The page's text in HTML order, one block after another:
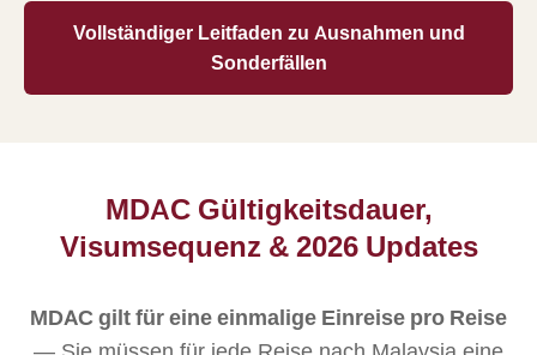
Vollständiger Leitfaden zu Ausnahmen und
Sonderfällen
MDAC Gültigkeitsdauer,
Visumsequenz & 2026 Updates
MDAC gilt für eine einmalige Einreise pro Reise